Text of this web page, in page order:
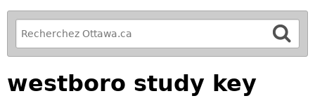
R
e
f
i
n
westboro study key